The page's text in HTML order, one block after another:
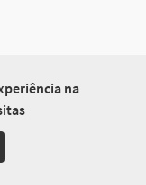
na